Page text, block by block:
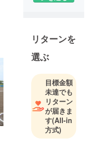
リターンを
選ぶ
目標金額
未達でも
リターン
が届きま
す(All-in
方式)